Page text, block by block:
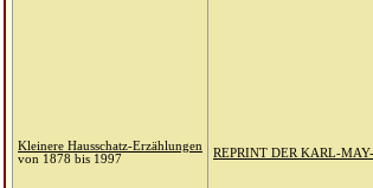
Kleinere Hausschatz-Erzählungen
von 1878 bis 1997
REPRINT DER KARL-